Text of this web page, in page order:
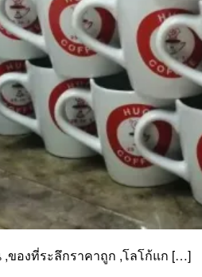
ของที่ระลึกราคาถูก ,โลโก้แก […]